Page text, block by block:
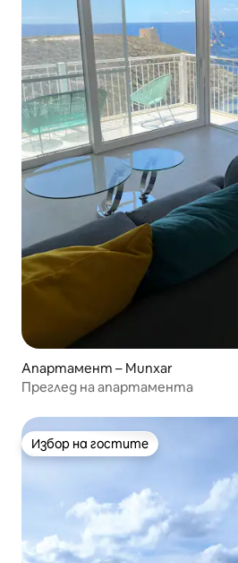
Апартамент – Munxar
Преглед на апартамента
Избор на гостите
Избор на гостите